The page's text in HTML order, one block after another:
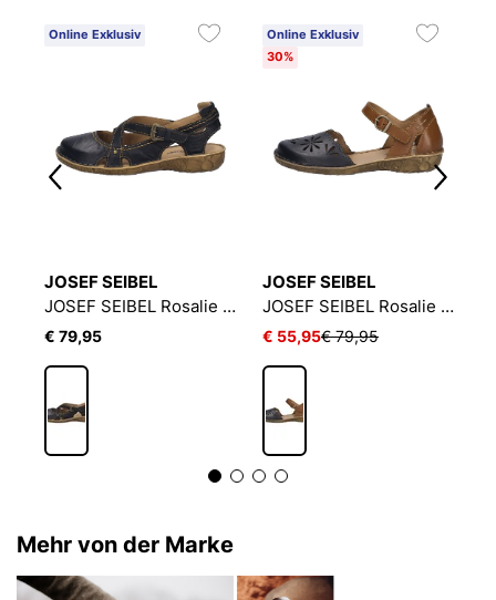
Online Exklusiv
JOSEF SEIBEL
JOSEF SEIBEL Rosalie 13 | Sandale für Damen | Schwarz
€ 79,95
Online Exklusiv
30%
JOSEF SEIBEL
JOSEF SEIBEL Rosalie 04 | Sandale für Damen | Schwarz
€ 55,95€ 79,95
Mehr von der Marke